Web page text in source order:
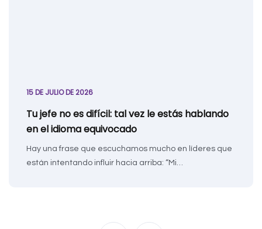
15 DE JULIO DE 2026
Tu jefe no es difícil: tal vez le estás hablando
en el idioma equivocado
Hay una frase que escuchamos mucho en líderes que
están intentando influir hacia arriba: “Mi…